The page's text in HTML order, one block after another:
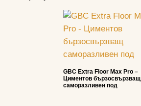
GBC Extra Floor Max Pro –
Циментов бързосвързващ
саморазливен под